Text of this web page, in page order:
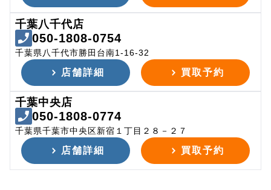
千葉八千代店
050-1808-0754
千葉県八千代市勝田台南1-16-32
店舗詳細 買取予約
千葉中央店
050-1808-0774
千葉県千葉市中央区新宿１丁目２８－２７
店舗詳細 買取予約